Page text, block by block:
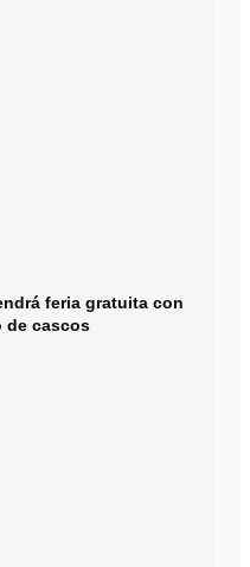
feria gratuita con
de cascos